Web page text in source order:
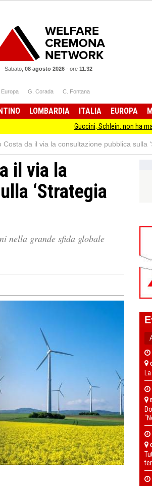
Sabato, 08 agosto 2026 - ore 11.32
G. Corada C. Fontana
LOMBARDIA ITALIA EUROPA
Guccini, Schlein: non ha mai
Costa da il via la consultazione pubblica sulla
il via la
‘Strategia
nella grande sfida globale